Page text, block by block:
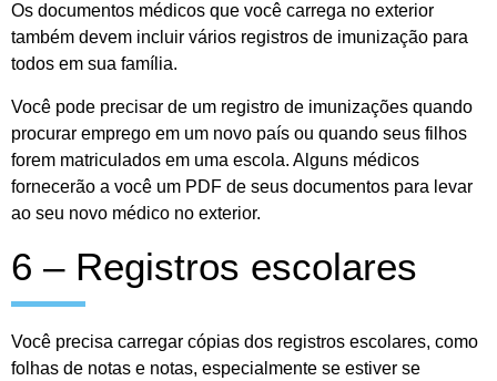
Os documentos médicos que você carrega no exterior
também devem incluir vários registros de imunização para
todos em sua família.
Você pode precisar de um registro de imunizações quando
procurar emprego em um novo país ou quando seus filhos
forem matriculados em uma escola. Alguns médicos
fornecerão a você um PDF de seus documentos para levar
ao seu novo médico no exterior.
6 – Registros escolares
Você precisa carregar cópias dos registros escolares, como
folhas de notas e notas, especialmente se estiver se